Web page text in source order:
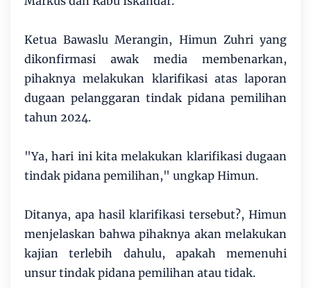
Ketua Bawaslu Merangin, Himun Zuhri yang
dikonfirmasi awak media membenarkan,
pihaknya melakukan klarifikasi atas laporan
dugaan pelanggaran tindak pidana pemilihan
tahun 2024.
"Ya, hari ini kita melakukan klarifikasi dugaan
tindak pidana pemilihan," ungkap Himun.
Ditanya, apa hasil klarifikasi tersebut?, Himun
menjelaskan bahwa pihaknya akan melakukan
kajian terlebih dahulu, apakah memenuhi
unsur tindak pidana pemilihan atau tidak.